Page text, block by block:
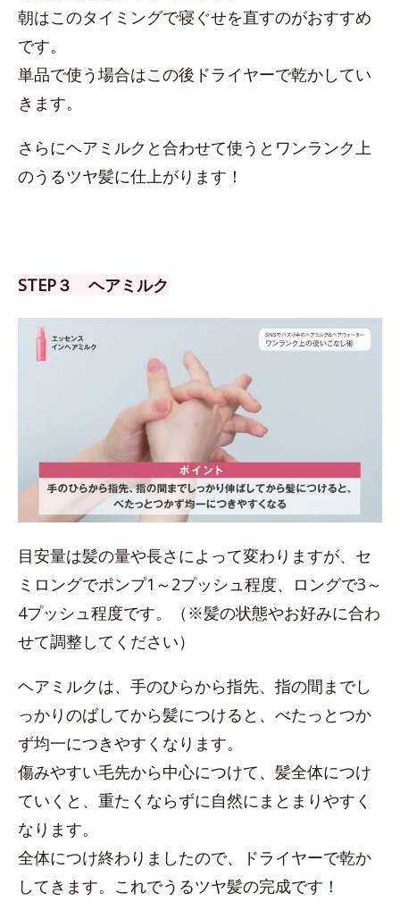
朝はこのタイミングで寝ぐせを直すのがおすすめ
です。
単品で使う場合はこの後ドライヤーで乾かしてい
きます。
さらにヘアミルクと合わせて使うとワンランク上
のうるツヤ髪に仕上がります！
STEP３ ヘアミルク
目安量は髪の量や長さによって変わりますが、セ
ミロングでポンプ1～2プッシュ程度、ロングで3～
4プッシュ程度です。（※髪の状態やお好みに合わ
せて調整してください）
ヘアミルクは、手のひらから指先、指の間までし
っかりのばしてから髪につけると、べたっとつか
ず均一につきやすくなります。
傷みやすい毛先から中心につけて、髪全体につけ
ていくと、重たくならずに自然にまとまりやすく
なります。
全体につけ終わりましたので、ドライヤーで乾か
してきます。これでうるツヤ髪の完成です！